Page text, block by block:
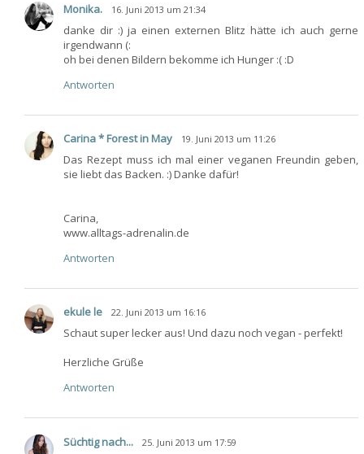
Monika. 16. Juni 2013 um 21:34
danke dir :) ja einen externen Blitz hätte ich auch gerne
irgendwann (:
oh bei denen Bildern bekomme ich Hunger :( :D
Antworten
Carina * Forest in May 19. Juni 2013 um 11:26
Das Rezept muss ich mal einer veganen Freundin geben,
sie liebt das Backen. :) Danke dafür!
Carina,
www.alltags-adrenalin.de
Antworten
ekule le 22. Juni 2013 um 16:16
Schaut super lecker aus! Und dazu noch vegan - perfekt!
Herzliche Grüße
Antworten
Süchtig nach... 25. Juni 2013 um 17:59